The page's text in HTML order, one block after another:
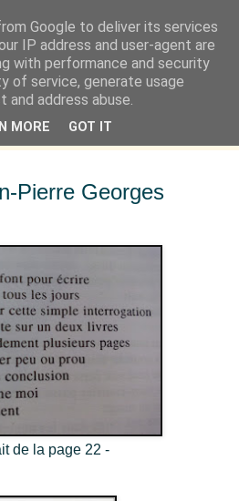
née
les rêveurs" mais shush shush,
mon carnet de peau. « Soyez
sont déjà pris. » Oscar Wilde
Pierre Georges
de la page 22 -
Google to deliver its services
IP address and user-agent are
with performance and security
of service, generate usage
address abuse.
MORE GOT IT